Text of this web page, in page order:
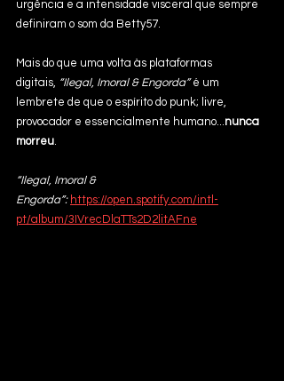
urgência e a intensidade visceral que sempre
definiram o som da Betty57.
Mais do que uma volta às plataformas
digitais, “Ilegal, Imoral & Engorda” é um
lembrete de que o espírito do punk; livre,
provocador e essencialmente humano...nunca
morreu.
“Ilegal, Imoral &
Engorda”: https://open.spotify.com/intl-
pt/album/3IVrecDlaTTs2D2litAFne